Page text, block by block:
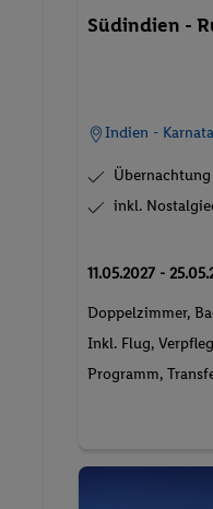
Südindien -
Indien -
inkl.
11.05.2027 -
Doppelzimmer,
Inkl. Flug,
Programm,